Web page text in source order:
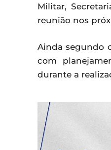
Militar,
reunião nos
Ainda segundo
com
durante a